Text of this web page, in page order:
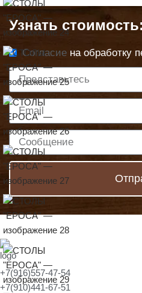
Узнать стоимость:
Согласие на обработку
+7(916)557-47-54
+7(910)441-67-51